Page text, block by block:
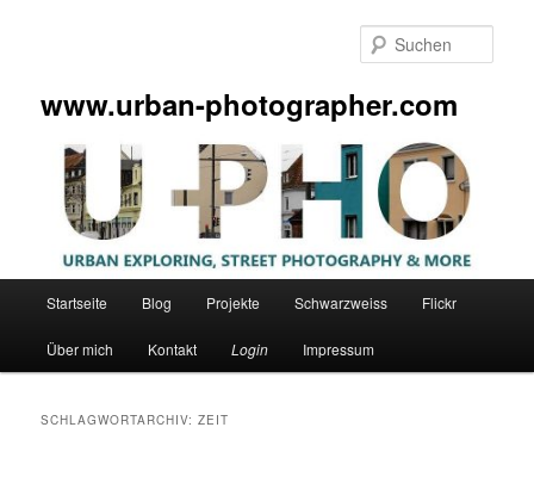
www.urban-photographer.com
Startseite Blog Projekte Schwarzweiss Flickr
Über mich Kontakt Login Impressum
SCHLAGWORTARCHIV:ZEIT